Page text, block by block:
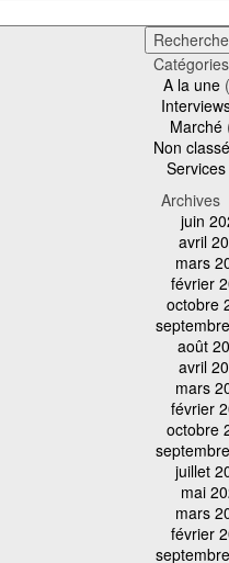
Catégories
A la une
Marché
Non classé
Services
Archives
juin
avril
mars
février
octobre
août
avril
mars
février
octobre
juillet
mai
mars
février